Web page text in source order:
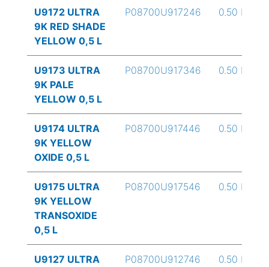
U9172 ULTRA
9K RED SHADE
YELLOW 0,5 L
P08700U917246 0.50 L
U9173 ULTRA
9K PALE
YELLOW 0,5 L
P08700U917346 0.50 L
U9174 ULTRA
9K YELLOW
OXIDE 0,5 L
P08700U917446 0.50 L
U9175 ULTRA
9K YELLOW
TRANSOXIDE
0,5 L
P08700U917546 0.50 L
U9127 ULTRA
P08700U912746 0.50 L